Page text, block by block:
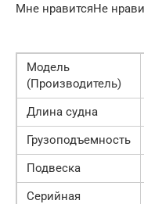
Мне нравитсяНе
Модель
(Производитель)
Длина судна
Грузоподъемность
Подвеска
Серийная